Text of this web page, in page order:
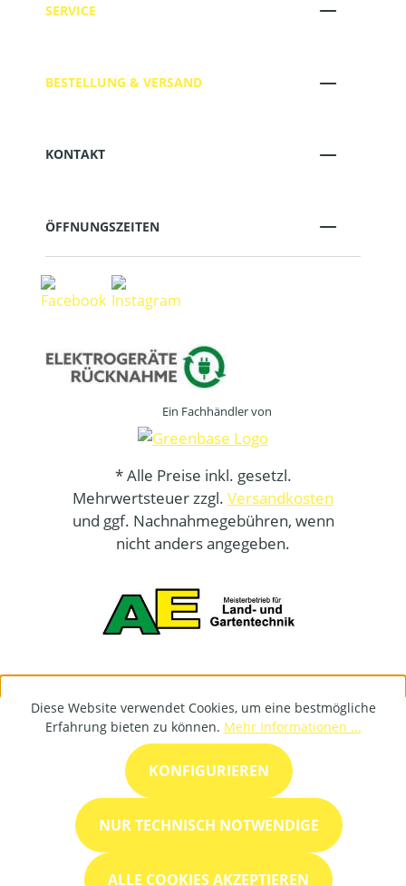
SERVICE
BESTELLUNG & VERSAND
KONTAKT
ÖFFNUNGSZEITEN
Ein Fachhändler von
* Alle Preise inkl. gesetzl.
Mehrwertsteuer zzgl. Versandkosten
und ggf. Nachnahmegebühren, wenn
nicht anders angegeben.
Diese Website verwendet Cookies, um eine bestmögliche
Erfahrung bieten zu können. Mehr Informationen ...
NUR TECHNISCH NOTWENDIGE
KONFIGURIEREN
ALLE COOKIES AKZEPTIEREN